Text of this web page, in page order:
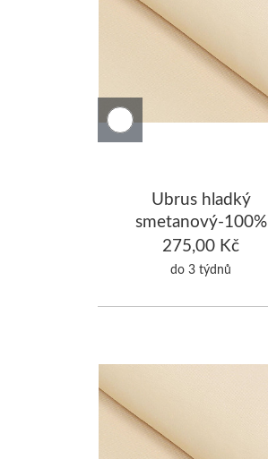
Ubrus hladký
smetanový-100%
Bavlna 130x130cm
275,00 Kč
do 3 týdnů